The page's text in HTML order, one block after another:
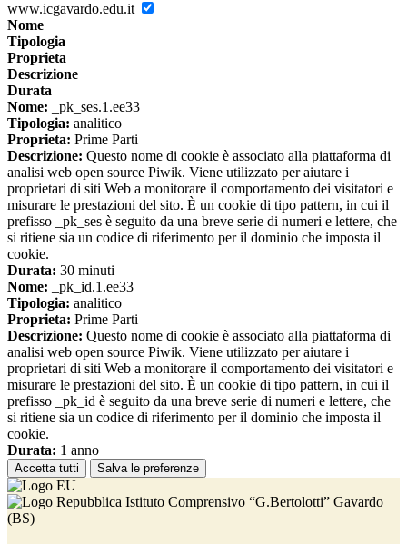
www.icgavardo.edu.it
Nome
Tipologia
Proprieta
Descrizione
Durata
Nome: _pk_ses.1.ee33
Tipologia: analitico
Proprieta: Prime Parti
Descrizione: Questo nome di cookie è associato alla piattaforma di
analisi web open source Piwik. Viene utilizzato per aiutare i
proprietari di siti Web a monitorare il comportamento dei visitatori e
misurare le prestazioni del sito. È un cookie di tipo pattern, in cui il
prefisso _pk_ses è seguito da una breve serie di numeri e lettere, che
si ritiene sia un codice di riferimento per il dominio che imposta il
cookie.
Durata: 30 minuti
Nome: _pk_id.1.ee33
Tipologia: analitico
Proprieta: Prime Parti
Descrizione: Questo nome di cookie è associato alla piattaforma di
analisi web open source Piwik. Viene utilizzato per aiutare i
proprietari di siti Web a monitorare il comportamento dei visitatori e
misurare le prestazioni del sito. È un cookie di tipo pattern, in cui il
prefisso _pk_id è seguito da una breve serie di numeri e lettere, che
si ritiene sia un codice di riferimento per il dominio che imposta il
cookie.
Durata: 1 anno
Accetta tutti Salva le preferenze
Istituto Comprensivo “G.Bertolotti” Gavardo
(BS)